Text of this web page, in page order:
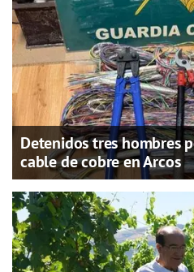
Detenidos tres hombres
cable de cobre en Arcos